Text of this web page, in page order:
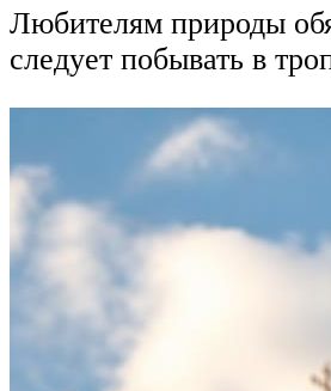
Любителям природы
следует побывать в